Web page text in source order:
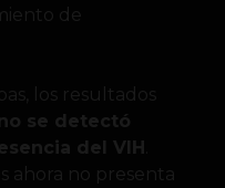
de
los resultados
se detectó
del VIH
ahora no presenta